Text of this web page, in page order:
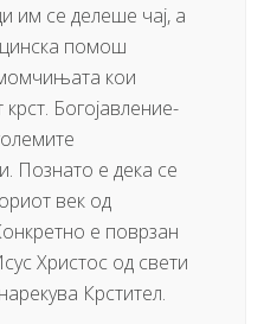
им се делеше чај, а
помош
кои
Богојавление-
Познато е дека се
век од
е поврзан
Христос од свети
Крстител.